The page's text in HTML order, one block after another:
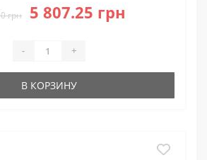
грн 5 807.25 грн
- +
В КОРЗИНУ